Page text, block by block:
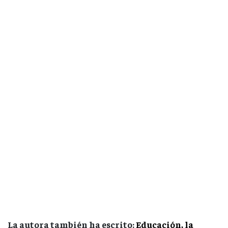
La autora también ha escrito:Educación, la